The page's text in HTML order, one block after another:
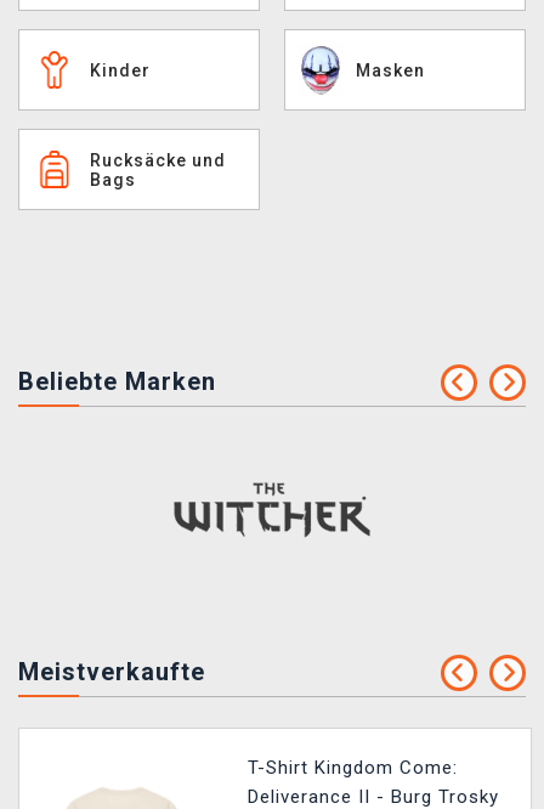
XZONE CLUB
Kinder Masken
Rucksäcke und
Bags
Beliebte Marken
Meistverkaufte
T-Shirt Kingdom Come:
Deliverance II - Burg Trosky